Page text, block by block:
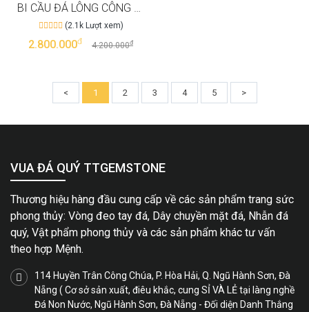
BI CẦU ĐÁ LÔNG CÔNG NGUYÊN KHỐI NGANG 15CM
(2.1k Lượt xem)
2.800.000đ 4.200.000đ
< 1 2 3 4 5 >
VUA ĐÁ QUÝ TTGEMSTONE
Thương hiệu hàng đầu cung cấp về các sản phẩm trang sức
phong thủy: Vòng đeo tay đá, Dây chuyền mặt đá, Nhẫn đá
quý, Vật phẩm phong thủy và các sản phẩm khác tư vấn
theo hợp Mệnh.
114 Huyền Trân Công Chúa, P. Hòa Hải, Q. Ngũ Hành Sơn, Đà
Nẵng ( Cơ sở sản xuất, điêu khắc, cung SỈ VÀ LẺ tại làng nghề
Đá Non Nước, Ngũ Hành Sơn, Đà Nẵng - Đối diện Danh Thắng